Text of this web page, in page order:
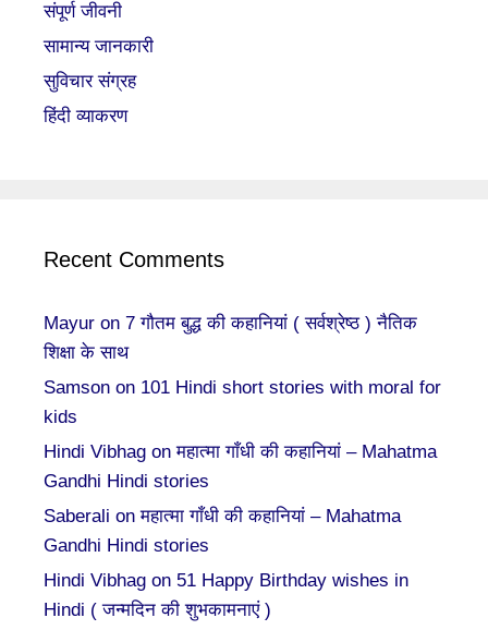
संपूर्ण जीवनी
सामान्य जानकारी
सुविचार संग्रह
हिंदी व्याकरण
Recent Comments
Mayur on 7 गौतम बुद्ध की कहानियां ( सर्वश्रेष्ठ ) नैतिक
शिक्षा के साथ
Samson on 101 Hindi short stories with moral for
kids
Hindi Vibhag onमहात्मा गाँधी की कहानियां – Mahatma
Gandhi Hindi stories
Saberali onमहात्मा गाँधी की कहानियां – Mahatma
Gandhi Hindi stories
Hindi Vibhag on 51 Happy Birthday wishes in
Hindi ( जन्मदिन की शुभकामनाएं )